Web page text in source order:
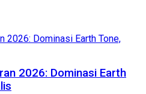
2026: Dominasi Earth